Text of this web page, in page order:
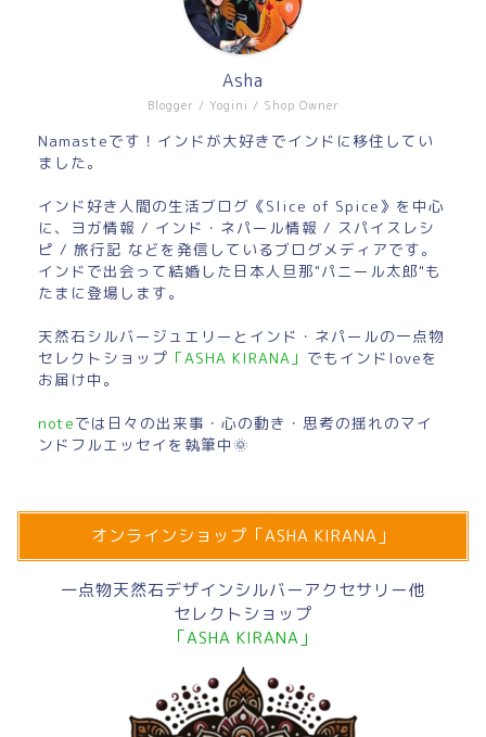
Blogger / Yogini / Shop Owner
Asha
Namasteです！インドが大好きでインドに移住してい
ました。
インド好き人間の生活ブログ《Slice of Spice》を中心
に、ヨガ情報 / インド・ネパール情報 / スパイスレシ
ピ / 旅行記 などを発信しているブログメディアです。
インドで出会って結婚した日本人旦那"パニール太郎"も
たまに登場します。
天然石シルバージュエリーとインド・ネパールの一点物
セレクトショップ 「ASHA KIRANA」 でもインドloveを
お届け中。
noteでは日々の出来事・心の動き・思考の揺れのマイ
ンドフルエッセイを執筆中🌞
オンラインショップ「ASHA KIRANA」
一点物天然石デザインシルバーアクセサリー他
セレクトショップ
「ASHA KIRANA」